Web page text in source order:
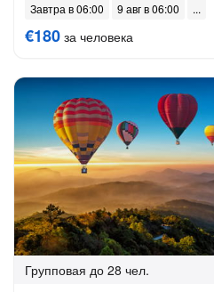
Завтра в 06:00 9 авг в 06:00
€180 за человека
Групповая до 28 чел.